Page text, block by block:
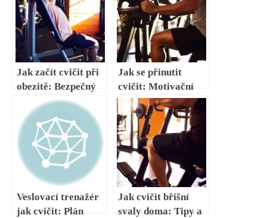
Jak začít cvičit při
obezitě: Bezpečný
start k lepší kondici
Jak se přinutit
cvičit: Motivační
triky pro
pravidelný trénink
Veslovací trenažér
jak cvičit: Plán
Jak cvičit břišní
svaly doma: Tipy a